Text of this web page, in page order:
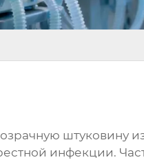
штуковину
инфекции.